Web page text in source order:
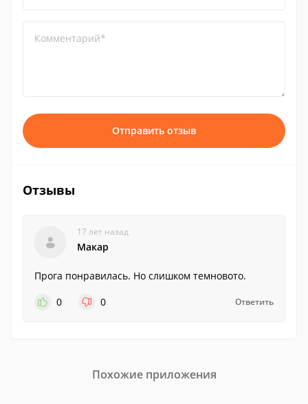
Комментарий*
Отправить отзыв
Отзывы
17 лет назад
Макар
Прога понравилась. Но слишком темновото.
0
0 Ответить
Похожие приложения